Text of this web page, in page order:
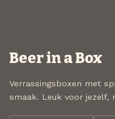
Beer in a Box
Verrassingsboxen met
smaak. Leuk voor jezelf,